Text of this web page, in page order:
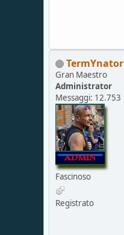
TermYnator
Gran Maestro
Administrator
Messaggi: 12.753
Fascinoso
Registrato